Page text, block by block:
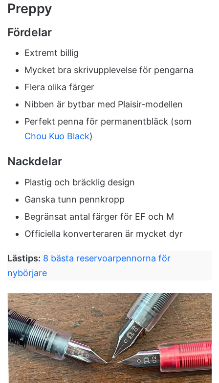
Preppy
Fördelar
Extremt billig
Mycket bra skrivupplevelse för pengarna
Flera olika färger
Nibben är bytbar med Plaisir-modellen
Perfekt penna för permanentbläck (som
Chou Kuo Black)
Nackdelar
Plastig och bräcklig design
Ganska tunn pennkropp
Begränsat antal färger för EF och M
Officiella konverteraren är mycket dyr
Lästips: 8 bästa reservoarpennorna för
nybörjare